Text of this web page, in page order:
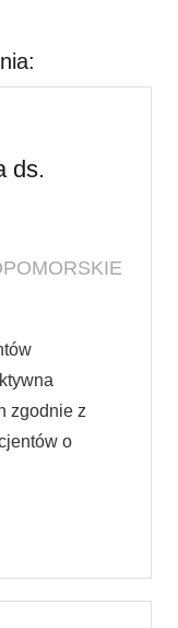
ds.
zgodnie z
o